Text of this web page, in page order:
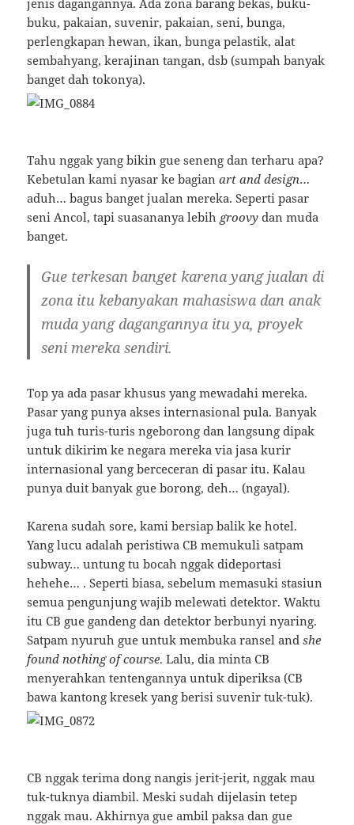
jenis dagangannya. Ada zona barang bekas, buku-
buku, pakaian, suvenir, pakaian, seni, bunga,
perlengkapan hewan, ikan, bunga pelastik, alat
sembahyang, kerajinan tangan, dsb (sumpah banyak
banget dah tokonya).
Tahu nggak yang bikin gue seneng dan terharu apa?
Kebetulan kami nyasar ke bagianart and design…
aduh… bagus banget jualan mereka. Seperti pasar
seni Ancol, tapi suasananya lebih groovy dan muda
banget.
Gue terkesan banget karena yang jualan di
zona itu kebanyakan mahasiswa dan anak
muda yang dagangannya itu ya, proyek
seni mereka sendiri.
Top ya ada pasar khusus yang mewadahi mereka.
Pasar yang punya akses internasional pula. Banyak
juga tuh turis-turis ngeborong dan langsung dipak
untuk dikirim ke negara mereka via jasa kurir
internasional yang berceceran di pasar itu. Kalau
punya duit banyak gue borong, deh… (ngayal).
Karena sudah sore, kami bersiap balik ke hotel.
Yang lucu adalah peristiwa CB memukuli satpam
subway… untung tu bocah nggak dideportasi
hehehe… . Seperti biasa, sebelum memasuki stasiun
semua pengunjung wajib melewati detektor. Waktu
itu CB gue gandeng dan detektor berbunyi nyaring.
Satpam nyuruh gue untuk membuka ransel andshe
found nothing of course. Lalu, dia minta CB
menyerahkan tentengannya untuk diperiksa (CB
bawa kantong kresek yang berisi suvenir tuk-tuk).
CB nggak terima dong nangis jerit-jerit, nggak mau
tuk-tuknya diambil. Meski sudah dijelasin tetep
nggak mau. Akhirnya gue ambil paksa dan gue